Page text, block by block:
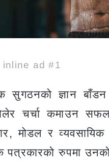
inline ad #1
सुगठनको ज्ञान
चर्चा कमाउन सफल
मोडल र व्यवसायिक
पत्रकारको रुपमा